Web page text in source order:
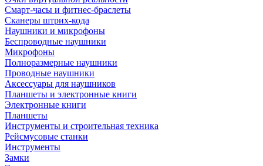
Смарт-часы и фитнес-браслеты
Сканеры штрих-кода
Наушники и микрофоны
Беспроводные наушники
Микрофоны
Полноразмерные наушники
Проводные наушники
Аксессуары для наушников
Планшеты и электронные книги
Электронные книги
Планшеты
Инструменты и строительная техника
Рейсмусовые станки
Инструменты
Замки